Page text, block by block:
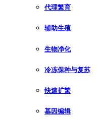
代理繁育
辅助生殖
生物净化
冷冻保种与复苏
快速扩繁
基因编辑